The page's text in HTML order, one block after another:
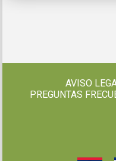
AVISO
PREGUNTAS